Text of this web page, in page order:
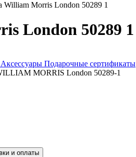
William Morris London 50289 1
London 50289 1
Аксессуары Подарочные сертификаты
и оплаты